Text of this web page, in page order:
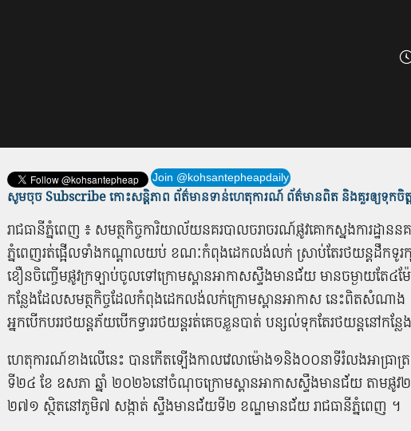
Join @kohsantepheapdaily
សូមចុច Subscribe កោះសន្តិភាព ព័ត៌មាន​ទាន់​ហេតុការណ៍ ព័ត៌មានពិត និង​គួរឲ្យទុកចិត្
រាជធានីភ្នំពេញ ៖ ​សមត្ថកិច្ច​​ការិយាល័យ​នគរបាល​ចរាចរណ៍​ផ្លូវគោក​ស្នងការដ្ឋាន​ន
ភ្នំពេញ​រត់​ផ្អើល​ទាំង​កណ្ដាល​យប់​ ខណៈកំពុង​ដេក​លង់លក់​ ស្រាប់តែ​រថយន្ត​ដឹក​ទូរ​
ខឿន​ចិញ្ចើម​ផ្លូវ​ក្រឡាប់​ចូល​ទៅ​ក្រោម​ស្ពាន​អាកាសស្ទឹងមានជ័យ មានចម្ងាយ​​តែ​៤​ម៉
កន្លែងដែល​សមត្ថកិច្ច​ដែល​កំពុង​ដេក​លង់លក់​ក្រោម​ស្ពាន​អាកាស​ នេះ​ពិត​សំណា
អ្នកបើកបរ​រថយន្ត​ភ័យ​បើកទ្វារ​រថយន្តរត់​​គេចខ្លួន​បាត់​ បន្សល់​ទុក​តែ​រថយន្ត​នៅ​កន្ល
ហេតុការណ៍ខាងលើនេះ បានកើតឡើង​កាល​វេលា​ម៉ោង​១​និង​០០​នាទី​រំលង​អា​ធ្រា​ត្
ទី​២៤ ខែ ឧសភា ឆ្នាំ ២០២៦​នៅ​ចំណុច​ក្រោម​ស្ពាន​អាកាស​ស្ទឹង​មាន​ជ័យ តាម​ផ្លូវ​
២៧១ ស្ថិត​នៅ​ភូមិ​៧ សង្កាត់ ស្ទឹង​មាន​ជ័យ​ទី​២ ខណ្ឌមានជ័យ រាជធានី​ភ្នំពេញ ។